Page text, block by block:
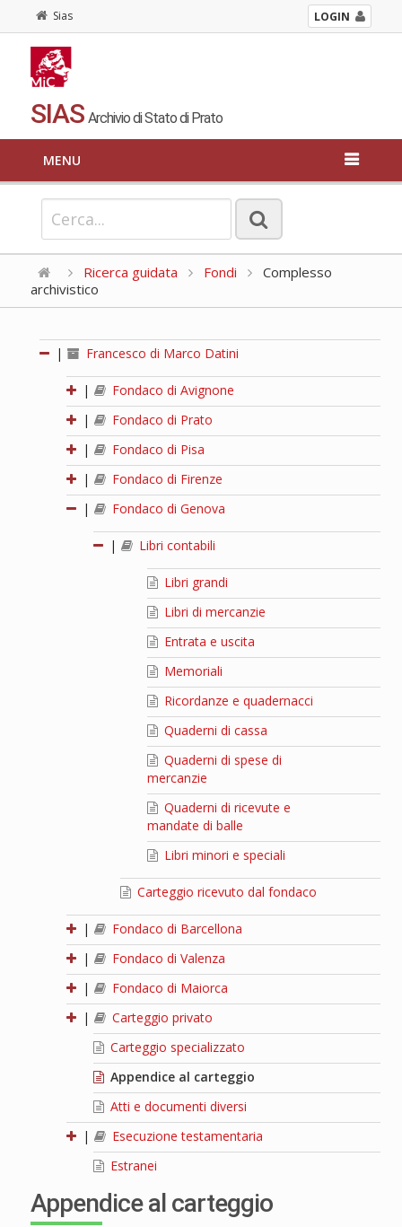
Sias LOGIN
SIAS Archivio di Stato di Prato
MENU
Ricerca guidata Fondi
Complesso
archivistico
| Francesco di Marco Datini
|
Fondaco di Avignone
|
Fondaco di Prato
|
Fondaco di Pisa
|
Fondaco di Firenze
|
Fondaco di Genova
| Libri contabili
Libri grandi
Libri di mercanzie
Entrata e uscita
Memoriali
Ricordanze e quadernacci
Quaderni di cassa
Quaderni di spese di
mercanzie
Quaderni di ricevute e
mandate di balle
Libri minori e speciali
Carteggio ricevuto dal fondaco
|
Fondaco di Barcellona
|
Fondaco di Valenza
|
Fondaco di Maiorca
|
Carteggio privato
Carteggio specializzato
Appendice al carteggio
Atti e documenti diversi
|
Esecuzione testamentaria
Estranei
Appendice al carteggio